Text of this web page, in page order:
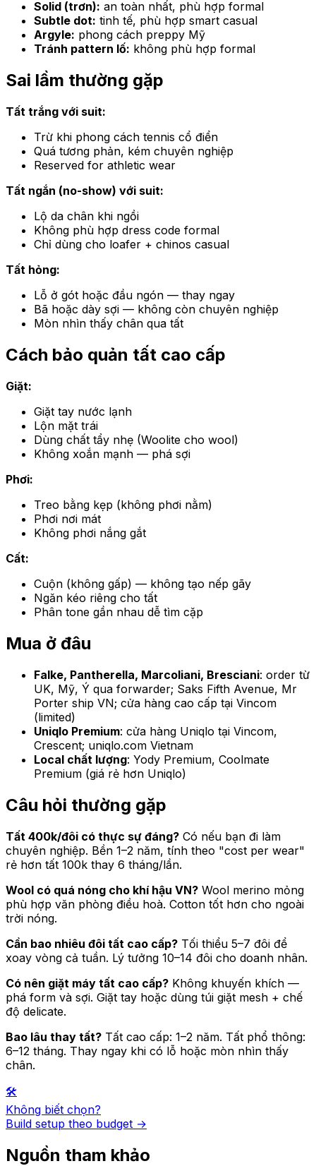
Solid (trơn): an toàn nhất, phù hợp formal
Subtle dot: tinh tế, phù hợp smart casual
Argyle: phong cách preppy Mỹ
Tránh pattern lố: không phù hợp formal
Sai lầm thường gặp
Tất trắng với suit:
Trừ khi phong cách tennis cổ điển
Quá tương phản, kém chuyên nghiệp
Reserved for athletic wear
Tất ngắn (no-show) với suit:
Lộ da chân khi ngồi
Không phù hợp dress code formal
Chỉ dùng cho loafer + chinos casual
Tất hỏng:
Lỗ ở gót hoặc đầu ngón — thay ngay
Bã hoặc dày sợi — không còn chuyên nghiệp
Mòn nhìn thấy chân qua tất
Cách bảo quản tất cao cấp
Giặt:
Giặt tay nước lạnh
Lộn mặt trái
Dùng chất tẩy nhẹ (Woolite cho wool)
Không xoắn mạnh — phá sợi
Phơi:
Treo bằng kẹp (không phơi nằm)
Phơi nơi mát
Không phơi nắng gắt
Cất:
Cuộn (không gấp) — không tạo nếp gãy
Ngăn kéo riêng cho tất
Phân tone gần nhau dễ tìm cặp
Mua ở đâu
Falke, Pantherella, Marcoliani, Bresciani: order từ
UK, Mỹ, Ý qua forwarder; Saks Fifth Avenue, Mr
Porter ship VN; cửa hàng cao cấp tại Vincom
(limited)
Uniqlo Premium: cửa hàng Uniqlo tại Vincom,
Crescent; uniqlo.com Vietnam
Local chất lượng: Yody Premium, Coolmate
Premium (giá rẻ hơn Uniqlo)
Câu hỏi thường gặp
Tất 400k/đôi có thực sự đáng? Có nếu bạn đi làm
chuyên nghiệp. Bền 1–2 năm, tính theo "cost per wear"
rẻ hơn tất 100k thay 6 tháng/lần.
Wool có quá nóng cho khí hậu VN? Wool merino mỏng
phù hợp văn phòng điều hoà. Cotton tốt hơn cho ngoài
trời nóng.
Cần bao nhiêu đôi tất cao cấp? Tối thiểu 5–7 đôi để
xoay vòng cả tuần. Lý tưởng 10–14 đôi cho doanh nhân.
Có nên giặt máy tất cao cấp? Không khuyến khích —
phá form và sợi. Giặt tay hoặc dùng túi giặt mesh + chế
độ delicate.
Bao lâu thay tất? Tất cao cấp: 1–2 năm. Tất phổ thông:
6–12 tháng. Thay ngay khi có lỗ hoặc mòn nhìn thấy
chân.
🛠️
Không biết chọn?
Build setup theo budget →
Nguồn tham khảo